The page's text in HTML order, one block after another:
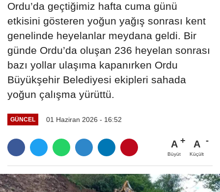
Ordu’da geçtiğimiz hafta cuma günü
etkisini gösteren yoğun yağış sonrası kent
genelinde heyelanlar meydana geldi. Bir
günde Ordu’da oluşan 236 heyelan sonrası
bazı yollar ulaşıma kapanırken Ordu
Büyükşehir Belediyesi ekipleri sahada
yoğun çalışma yürüttü.
GÜNCEL 01 Haziran 2026 - 16:52
A
Büyüt
A
Küçült